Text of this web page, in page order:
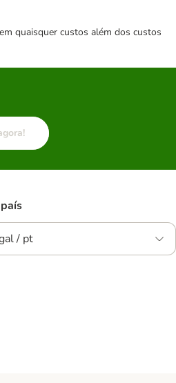
quaisquer custos além dos custos
/ pt